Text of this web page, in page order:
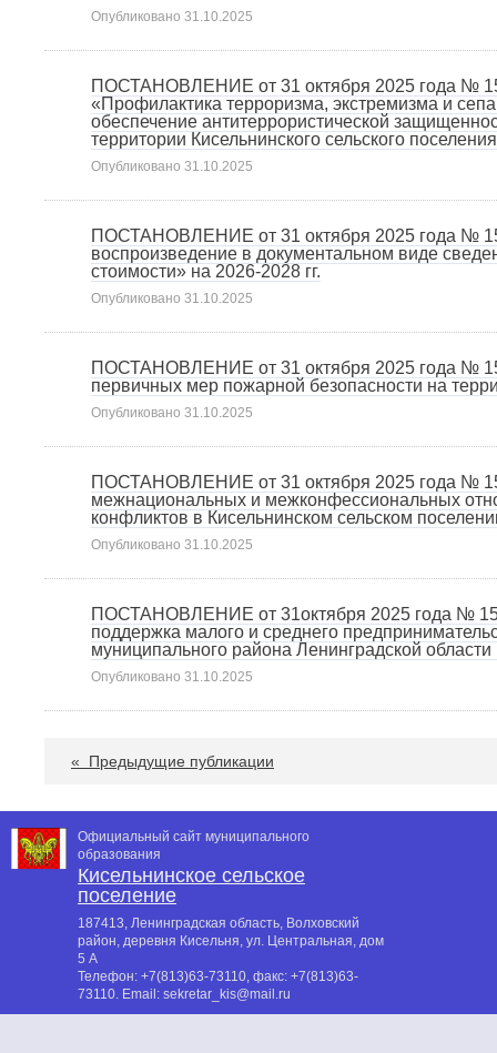
Опубликовано 31.10.2025
ПОСТАНОВЛЕНИЕ от 31 октября 2025 года №
«Профилактика терроризма, экстремизма и
обеспечение антитеррористической
территории Кисельнинского сельского
Опубликовано 31.10.2025
ПОСТАНОВЛЕНИЕ от 31 октября 2025 года №
воспроизведение в документальном виде
стоимости» на 2026-2028 гг.
Опубликовано 31.10.2025
ПОСТАНОВЛЕНИЕ от 31 октября 2025 года №
первичных мер пожарной безопасности на
Опубликовано 31.10.2025
ПОСТАНОВЛЕНИЕ от 31 октября 2025 года №
межнациональных и межконфессиональных
конфликтов в Кисельнинском сельском
Опубликовано 31.10.2025
ПОСТАНОВЛЕНИЕ от 31октября 2025 года №
поддержка малого и среднего
муниципального района Ленинградской
Опубликовано 31.10.2025
« Предыдущие публикации
Официальный сайт муниципального
образования
Кисельнинское сельское
поселение
187413, Ленинградская область, Волховский
район, деревня Кисельня, ул. Центральная, дом
5 А
Телефон: +7(813)63-73110, факс: +7(813)63-
73110. Email: sekretar_kis@mail.ru